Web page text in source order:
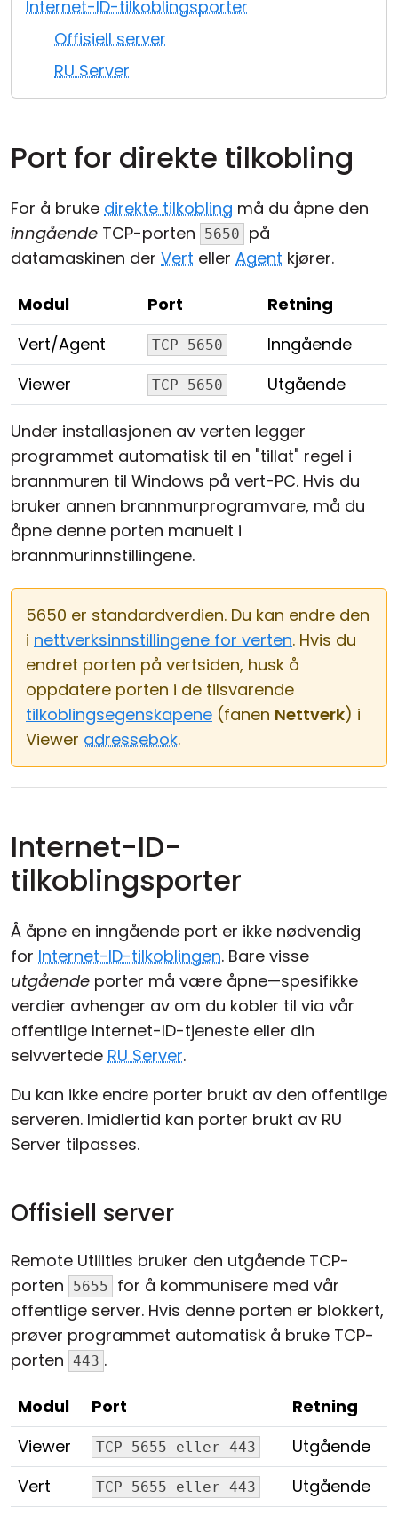
Internet-ID-tilkoblingsporter
Offisiell server
RU Server
Port for direkte tilkobling
For å bruke direkte tilkobling må du åpne den
inngående TCP-porten 5650
på
datamaskinen der Vert eller Agent kjører.
Modul Port
Retning
Vert/Agent
TCP 5650
Inngående
Viewer
TCP 5650 Utgående
Under installasjonen av verten legger
programmet automatisk til en "tillat" regel i
brannmuren til Windows på vert-PC. Hvis du
bruker annen brannmurprogramvare, må du
åpne denne porten manuelt i
brannmurinnstillingene.
5650 er standardverdien. Du kan endre den
i nettverksinnstillingene for verten. Hvis du
endret porten på vertsiden, husk å
oppdatere porten i de tilsvarende
tilkoblingsegenskapene (fanen Nettverk) i
Viewer adressebok.
Internet-ID-
tilkoblingsporter
Å åpne en inngående port er ikke nødvendig
for Internet-ID-tilkoblingen. Bare visse
utgående porter må være åpne—spesifikke
verdier avhenger av om du kobler til via vår
offentlige Internet-ID-tjeneste eller din
selvvertede RU Server.
Du kan ikke endre porter brukt av den offentlige
serveren. Imidlertid kan porter brukt av RU
Server tilpasses.
Offisiell server
Remote Utilities bruker den utgående TCP-
porten
5655
for å kommunisere med vår
offentlige server. Hvis denne porten er blokkert,
prøver programmet automatisk å bruke TCP-
porten 443 .
Modul Port
Retning
Viewer
TCP 5655 eller 443
Utgående
Vert
TCP 5655 eller 443 Utgående
Sky- og lokal installasjon